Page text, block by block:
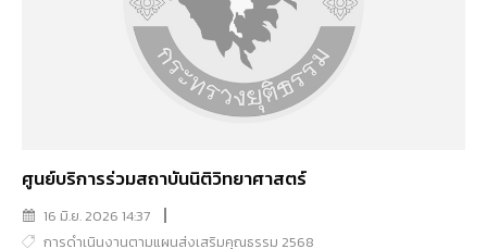
ศูนย์บริการร่วมสถาบันนิติวิทยาศาสตร์
16 มิ.ย. 2026 14:37
การดำเนินงานตามแผนส่งเสริมคุณธรรม 2568